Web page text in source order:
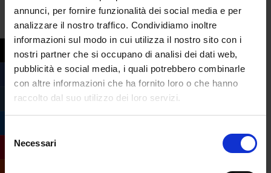
annunci, per fornire funzionalità dei social media e per
analizzare il nostro traffico. Condividiamo inoltre
informazioni sul modo in cui utilizza il nostro sito con i
nostri partner che si occupano di analisi dei dati web,
pubblicità e social media, i quali potrebbero combinarle
con altre informazioni che ha fornito loro o che hanno
raccolto dal suo utilizzo dei loro servizi.
delNecessari
Ringraziamenti
istituzionali
Ringraziamo tutti i partecipantie gli
organizzatori per la qualità del confronto.
Un saluto particolare a:
universitario, Professore di Etica sociale
cristiana e Dottrina sociale della Chiesa